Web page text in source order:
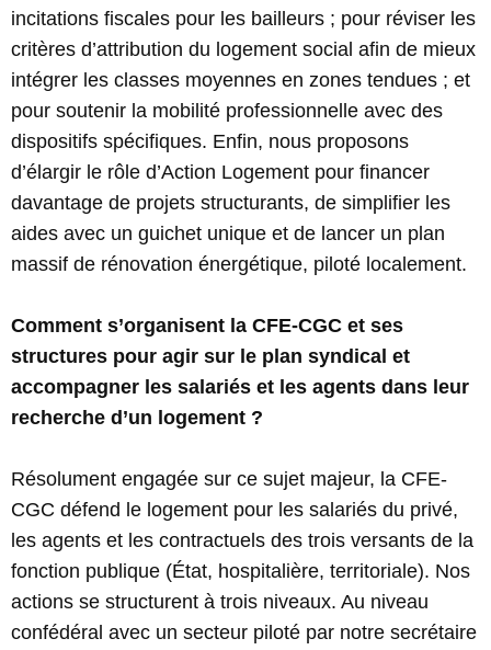
incitations fiscales pour les bailleurs ; pour réviser les
critères d’attribution du logement social afin de mieux
intégrer les classes moyennes en zones tendues ; et
pour soutenir la mobilité professionnelle avec des
dispositifs spécifiques. Enfin, nous proposons
d’élargir le rôle d’Action Logement pour financer
davantage de projets structurants, de simplifier les
aides avec un guichet unique et de lancer un plan
massif de rénovation énergétique, piloté localement.
Comment s’organisent la CFE-CGC et ses
structures pour agir sur le plan syndical et
accompagner les salariés et les agents dans leur
recherche d’un logement ?
Résolument engagée sur ce sujet majeur, la CFE-
CGC défend le logement pour les salariés du privé,
les agents et les contractuels des trois versants de la
fonction publique (État, hospitalière, territoriale). Nos
actions se structurent à trois niveaux. Au niveau
confédéral avec un secteur piloté par notre secrétaire